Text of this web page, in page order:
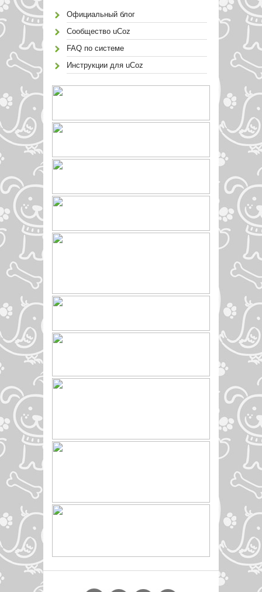
Официальный блог
Сообщество uCoz
FAQ по системе
Инструкции для uCoz